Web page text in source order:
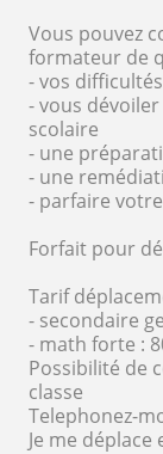
Vous pouvez
formateur de
- vos
- vous
scolaire
- une
- une
- parfaire
Forfait pour
Tarif
- secondaire
- math forte :
Possibilité de
classe
Telephonez-
Je me déplace